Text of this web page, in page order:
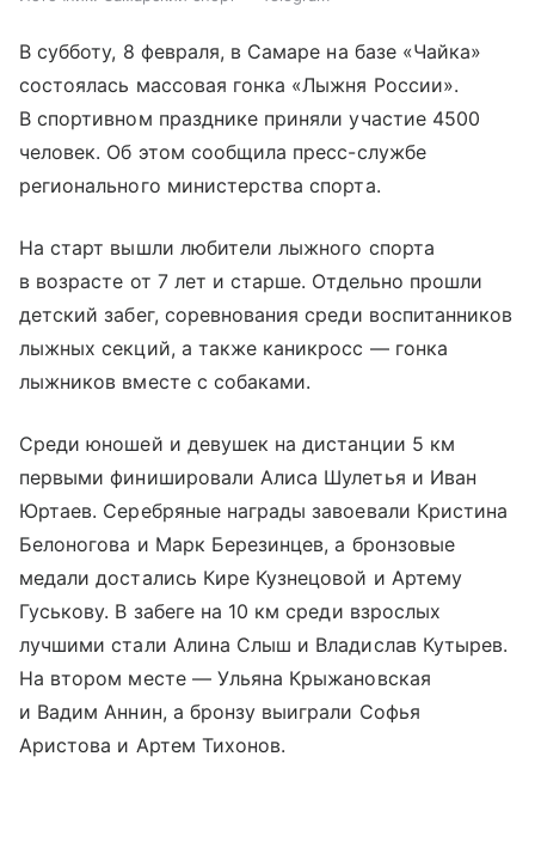
В субботу, 8 февраля, в Самаре на базе «Чайка»
состоялась массовая гонка «Лыжня России».
В спортивном празднике приняли участие 4500
человек. Об этом сообщила пресс-службе
регионального министерства спорта.
На старт вышли любители лыжного спорта
в возрасте от 7 лет и старше. Отдельно прошли
детский забег, соревнования среди воспитанников
лыжных секций, а также каникросс — гонка
лыжников вместе с собаками.
Среди юношей и девушек на дистанции 5 км
первыми финишировали Алиса Шулетья и Иван
Юртаев. Серебряные награды завоевали Кристина
Белоногова и Марк Березинцев, а бронзовые
медали достались Кире Кузнецовой и Артему
Гуськову. В забеге на 10 км среди взрослых
лучшими стали Алина Слыш и Владислав Кутырев.
На втором месте — Ульяна Крыжановская
и Вадим Аннин, а бронзу выиграли Софья
Аристова и Артем Тихонов.